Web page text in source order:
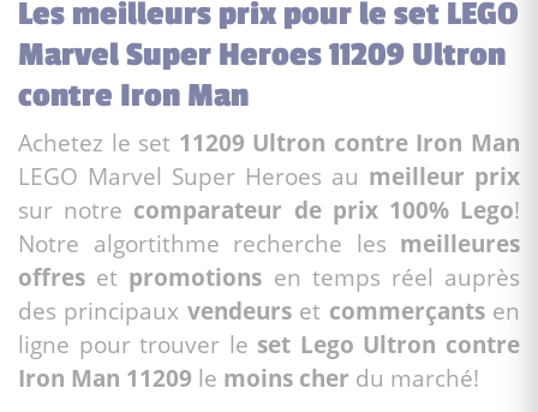
Les meilleurs prix pour le set LEGO
Marvel Super Heroes 11209 Ultron
contre Iron Man
Achetez le set 11209 Ultron contre Iron Man
LEGO Marvel Super Heroes au meilleur prix
sur notre comparateur de prix 100% Lego!
Notre algortithme recherche les meilleures
offres et promotions en temps réel auprès
des principaux vendeurset commerçantsen
ligne pour trouver le set Lego Ultron contre
Iron Man 11209 le moins cher du marché!